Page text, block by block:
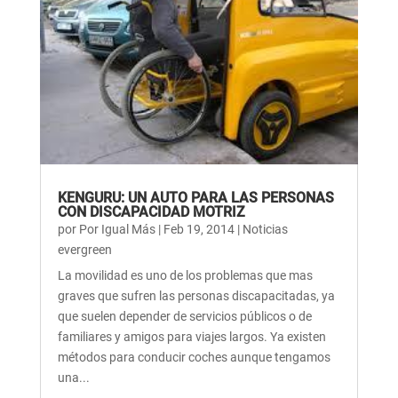
KENGURU: UN AUTO PARA LAS PERSONAS
CON DISCAPACIDAD MOTRIZ
por Por Igual Más| Feb 19, 2014| Noticias
evergreen
La movilidad es uno de los problemas que mas
graves que sufren las personas discapacitadas, ya
que suelen depender de servicios públicos o de
familiares y amigos para viajes largos. Ya existen
métodos para conducir coches aunque tengamos
una...